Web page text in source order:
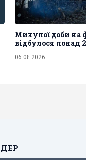
Минулої доби на
відбулося понад
06.08.2026